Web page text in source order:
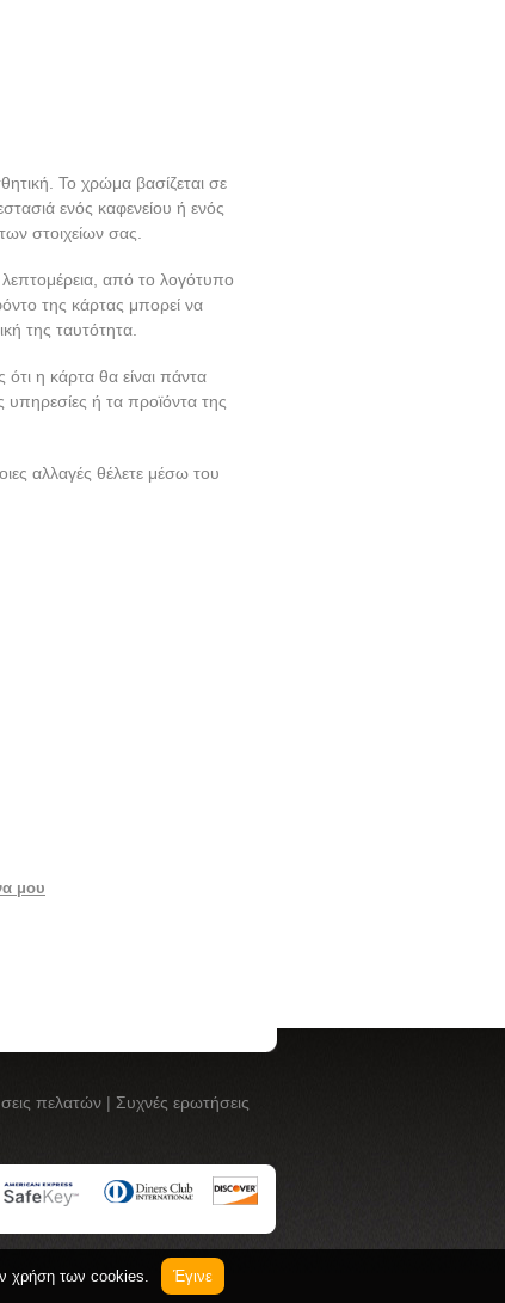
Το χρώμα βασίζεται σε
ενός καφενείου ή ενός
στοιχείων σας.
από το λογότυπο
της κάρτας μπορεί να
της ταυτότητα.
η κάρτα θα είναι πάντα
υπηρεσίες ή τα προϊόντα της
αλλαγές θέλετε μέσω του
μου
πελατών | Συχνές ερωτήσεις
χρήση των cookies. Έγινε